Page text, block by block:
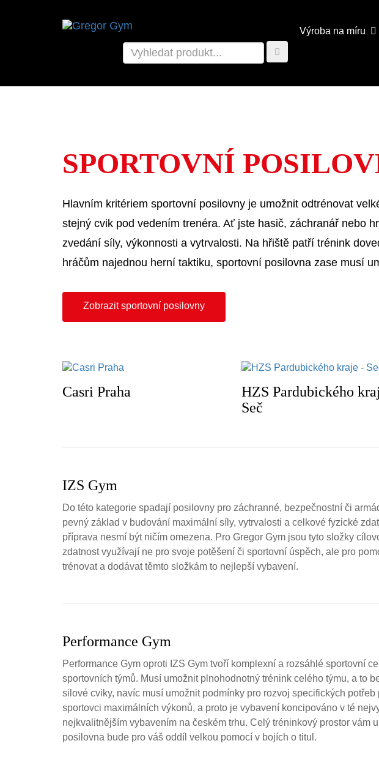
Výroba na míru
SPORTOVNÍ
Hlavním kritériem sportovní posilovny je umožnit odtrénovat
stejný cvik pod vedením trenéra. Ať jste hasič, záchranář nebo
zvedání síly, výkonnosti a vytrvalosti. Na hřiště patří trénink
hráčům najednou herní taktiku, sportovní posilovna zase musí
Zobrazit sportovní posilovny
Casri Praha
HZS Pardubického
Seč
IZS Gym
Do této kategorie spadají posilovny pro záchranné, bezpečnostní či
pevný základ v budování maximální síly, vytrvalosti a celkové fyzické
příprava nesmí být ničím omezena. Pro Gregor Gym jsou tyto složky
zdatnost využívají ne pro svoje potěšení či sportovní úspěch, ale pro
trénovat a dodávat těmto složkám to nejlepší vybavení.
Performance Gym
Performance Gym oproti IZS Gym tvoří komplexní a rozsáhlé sportovní
sportovních týmů. Musí umožnit plnohodnotný trénink celého týmu, a to
silové cviky, navíc musí umožnit podmínky pro rozvoj specifických
sportovci maximálních výkonů, a proto je vybavení koncipováno v té
nejkvalitnějším vybavením na českém trhu. Celý tréninkový prostor
posilovna bude pro váš oddíl velkou pomocí v bojích o titul.